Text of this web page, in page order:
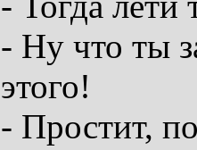
- Ну что ты
этого!
- Простит,